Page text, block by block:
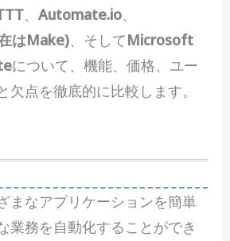
、 Automate.io、
はMake)、そしてMicrosoft
について、機能、価格、ユー
欠点を徹底的に比較します。
まなアプリケーションを簡単
業務を自動化することができ